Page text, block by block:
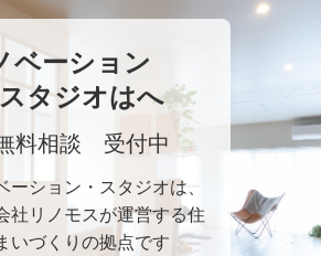
ベーション
スタジオはへ
料相談　受付中
ーション・スタジオは、
社リノモスが運営する住
いづくりの拠点です